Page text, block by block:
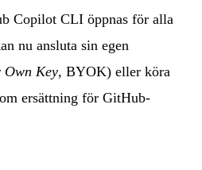
Copilot CLI öppnas för alla
nu ansluta sin egen
Own Key, BYOK) eller köra
ersättning för GitHub-